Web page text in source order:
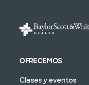
OFRECEMOS
Clases y eventos